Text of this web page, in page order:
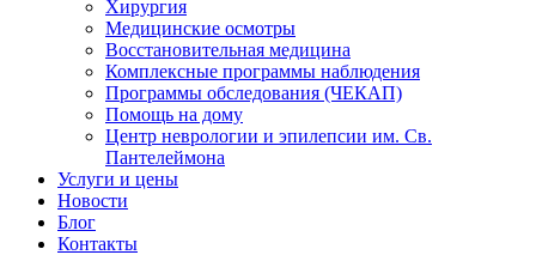
Хирургия
Медицинские осмотры
Восстановительная медицина
Комплексные программы наблюдения
Программы обследования (ЧЕКАП)
Помощь на дому
Центр неврологии и эпилепсии им. Св.
Пантелеймона
Услуги и цены
Новости
Блог
Контакты